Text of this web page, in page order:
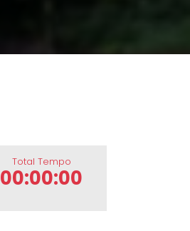
Total Tempo
00:00:00